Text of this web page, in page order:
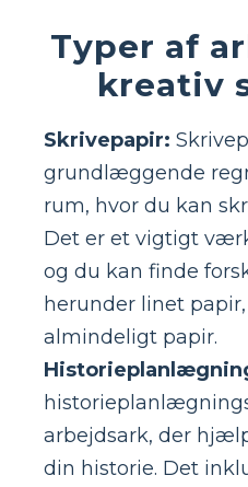
Typer af
kreativ
Skrivepapir:
grundlæggende
rum, hvor du kan
Det er et vigtigt
og du kan finde
herunder linet
almindeligt papir.
arbejdsark, der
din historie. Det